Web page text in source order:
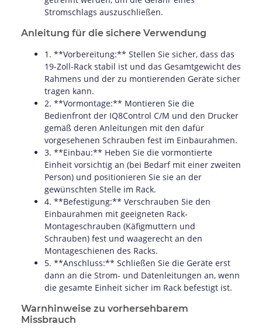
Stromschlags auszuschließen.
Anleitung für die sichere Verwendung
1. **Vorbereitung:** Stellen Sie sicher, dass das
19-Zoll-Rack stabil ist und das Gesamtgewicht des
Rahmens und der zu montierenden Geräte sicher
tragen kann.
2. **Vormontage:** Montieren Sie die
Bedienfront der IQ8Control C/M und den Drucker
gemäß deren Anleitungen mit den dafür
vorgesehenen Schrauben fest im Einbaurahmen.
3. **Einbau:** Heben Sie die vormontierte
Einheit vorsichtig an (bei Bedarf mit einer zweiten
Person) und positionieren Sie sie an der
gewünschten Stelle im Rack.
4. **Befestigung:** Verschrauben Sie den
Einbaurahmen mit geeigneten Rack-
Montageschrauben (Käfigmuttern und
Schrauben) fest und waagerecht an den
Montageschienen des Racks.
5. **Anschluss:** Schließen Sie die Geräte erst
dann an die Strom- und Datenleitungen an, wenn
die gesamte Einheit sicher im Rack befestigt ist.
Warnhinweise zu vorhersehbarem
Missbrauch